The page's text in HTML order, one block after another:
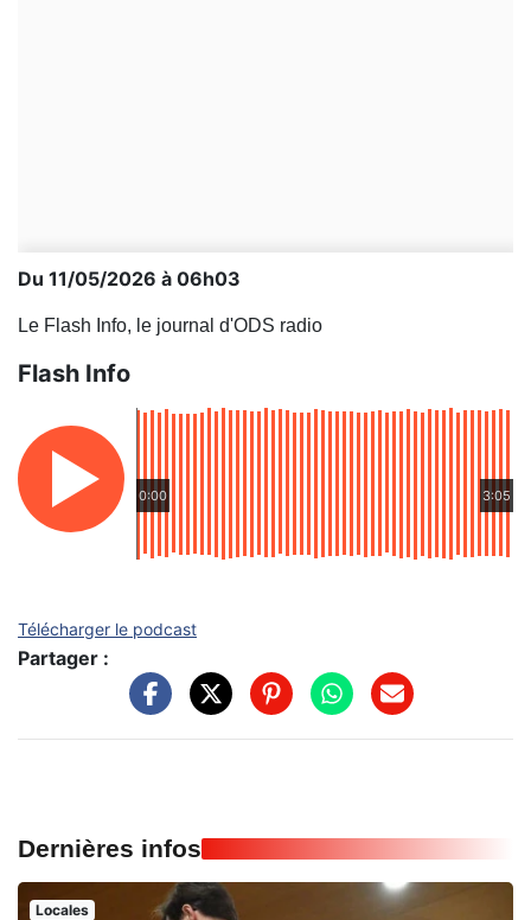
Du 11/05/2026 à 06h03
Le Flash Info, le journal d'ODS radio
Flash Info
0:00 3:05
Télécharger le podcast
Partager :
Dernières infos
Locales